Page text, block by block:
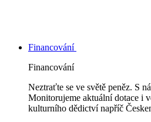
Financování
Financování
Neztraťte se ve světě peněz. S
Monitorujeme aktuální dotace i
kulturního dědictví napříč